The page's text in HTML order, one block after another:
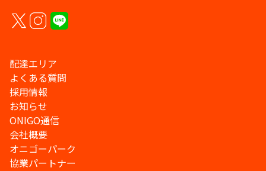
配達エリア
よくある質問
採用情報
お知らせ
ONIGO通信
会社概要
オニゴーパーク
協業パートナー